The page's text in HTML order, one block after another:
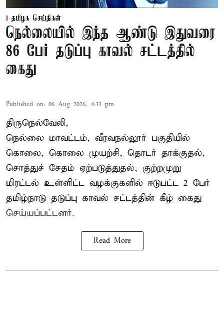
தமிழக செய்திகள்
நெல்லையில் இந்த ஆண்டு இதுவரை
86 பேர் தடுப்பு காவல் சட்டத்தில்
கைது
Published on: 06 Aug 2026, 4:33 pm
திருநெல்வேலி,
நெல்லை மாவட்டம், வீரவநல்லூர் பகுதியில்
கொலை, கொலை முயற்சி, தொடர் தாக்குதல்,
சொத்துச் சேதம் ஏற்படுத்துதல், குற்றமுறு
மிரட்டல் உள்ளிட்ட வழக்குகளில் ஈடுபட்ட 2 பேர்
தமிழ்நாடு தடுப்பு காவல் சட்டத்தின் கீழ் கைது
செய்யப்பட்டனர்.
Read More